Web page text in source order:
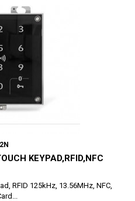
2N
KEYPAD,RFID,NFC
RFID 125kHz, 13.56MHz, NFC,